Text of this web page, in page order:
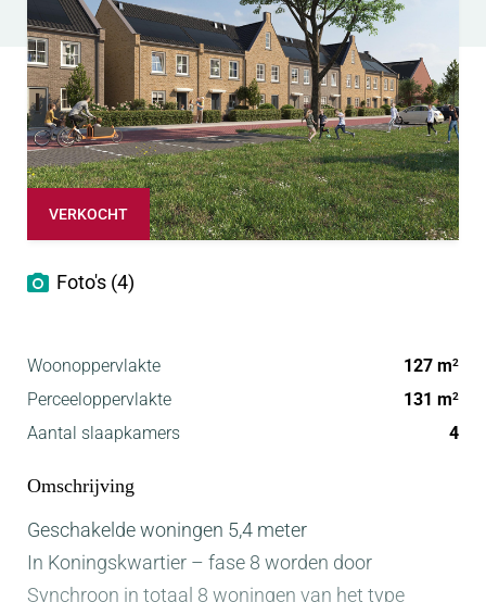
VERKOCHT
Foto's (4)
Woonoppervlakte 127 m2
Perceeloppervlakte 131 m2
Aantal slaapkamers 4
Omschrijving
Geschakelde woningen 5,4 meter
In Koningskwartier – fase 8 worden door
Synchroon in totaal 8 woningen van het type